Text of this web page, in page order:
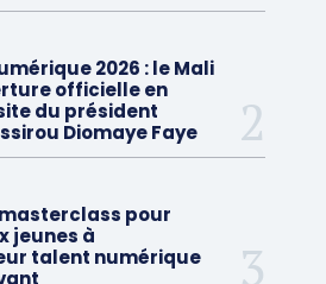
2026 : le Mali
officielle en
du président
Diomaye Faye
masterclass pour
jeunes à
talent numérique